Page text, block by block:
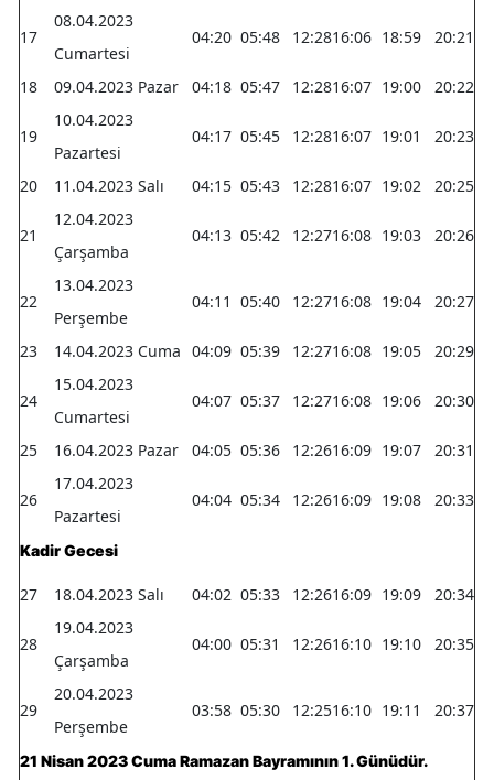
17
08.04.2023
Cumartesi
04:20 05:48 12:2816:06 18:59 20:21
18 09.04.2023 Pazar 04:18 05:47 12:2816:07 19:00 20:22
19
10.04.2023
Pazartesi
04:17 05:45 12:2816:07 19:01 20:23
20 11.04.2023 Salı 04:15 05:43 12:2816:07 19:02 20:25
21
12.04.2023
Çarşamba
04:13 05:42 12:2716:08 19:03 20:26
22
13.04.2023
Perşembe
04:11 05:40 12:2716:08 19:04 20:27
23 14.04.2023 Cuma 04:09 05:39 12:2716:08 19:05 20:29
24
15.04.2023
Cumartesi
04:07 05:37 12:2716:08 19:06 20:30
25 16.04.2023 Pazar 04:05 05:36 12:2616:09 19:07 20:31
26
17.04.2023
Pazartesi
04:04 05:34 12:2616:09 19:08 20:33
Kadir Gecesi
27 18.04.2023 Salı 04:02 05:33 12:2616:09 19:09 20:34
28
19.04.2023
Çarşamba
04:00 05:31 12:2616:10 19:10 20:35
29
20.04.2023
Perşembe
03:58 05:30 12:2516:10 19:11 20:37
21 Nisan 2023 Cuma Ramazan Bayramının 1. Günüdür.